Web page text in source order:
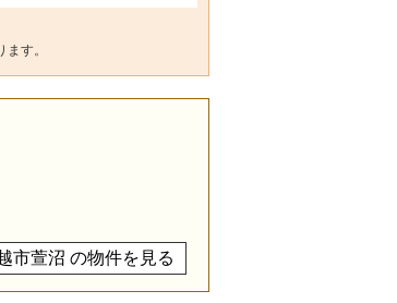
す。
市萱沼 の物件を見る